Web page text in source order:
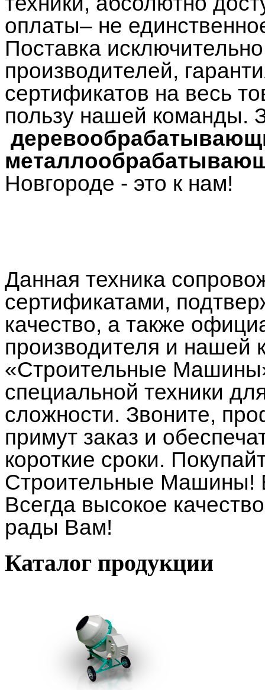
оплаты– не
Поставка
производителей,
сертификатов на весь
пользу нашей команды.
Новгороде - это к нам!
Данная техника
сертификатами,
качество, а также
производителя и нашей
«Строительные
специальной техники
сложности. Звоните,
примут заказ и
короткие сроки.
Строительные Машины!
Всегда высокое
рады Вам!
Каталог продукции